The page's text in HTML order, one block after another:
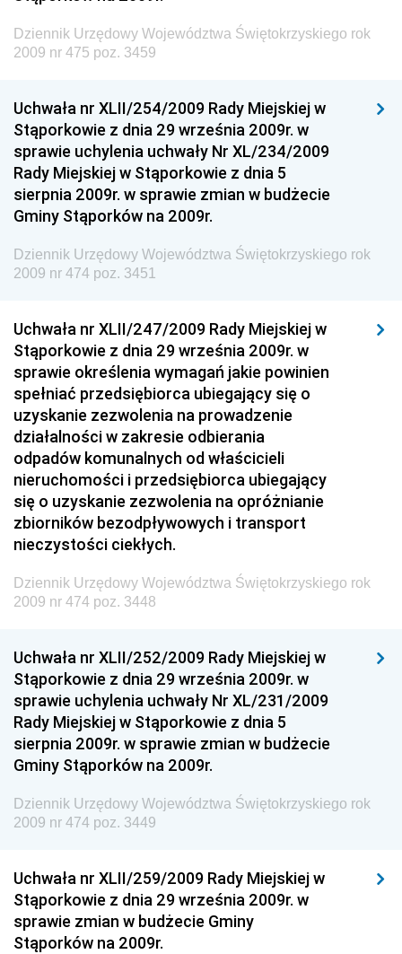
Dziennik Urzędowy Ministra Rodziny, Pracy i Polityki
Społecznej
Dziennik Urzędowy Ministra Rozwoju
Dziennik Urzędowy Ministra Infrastruktury i
Budownictwa
Dziennik Urzędowy Ministra Gospodarki Morskiej i
Żeglugi Śródlądowej
Dziennik Urzędowy Ministra Energii
Dziennik Urzędowy Ministra Finansów
Dziennik Urzędowy Ministra Rozwoju i Finansów
Dziennik Urzędowy Wyższego Urzędu Górniczego
Dziennik Urzędowy Prezesa Urzędu Transportu
Kolejowego
Dziennik Urzędowy Ministra Przedsiębiorczości i
Technologii
Dziennik Urzędowy Ministra Inwestycji i Rozwoju
Dziennik Urzędowy Naczelnego Dyrektora Archiwów
Państwowych
Dziennik Urzędowy Ministra Finansów, Inwestycji i
Rozwoju
Dziennik Urzędowy Ministra Sportu
Dziennik Urzędowy Ministra Funduszy i Polityki
Regionalnej
Dziennik Urzędowy Ministra Aktywów Państwowych
Dziennik Urzędowy Ministra Zdrowia
Dziennik Urzędowy Ministra Środowiska i Głównego
Inspektora Ochrony Środowiska
Dziennik Urzędowy Ministerstwa Kultury, Dziedzictwa
Narodowego i Sportu
Dziennik Urzędowy Ministra Finansów, Funduszy i
Dziennik Urzędowy Województwa Świętokrzyskiego rok
2009 nr 475 poz. 3459
Uchwała nr XLII/254/2009 Rady Miejskiej w
Stąporkowie z dnia 29 września 2009r. w
sprawie uchylenia uchwały Nr XL/234/2009
Rady Miejskiej w Stąporkowie z dnia 5
sierpnia 2009r. w sprawie zmian w budżecie
Gminy Stąporków na 2009r.
Dziennik Urzędowy Województwa Świętokrzyskiego rok
2009 nr 474 poz. 3451
Uchwała nr XLII/247/2009 Rady Miejskiej w
Stąporkowie z dnia 29 września 2009r. w
sprawie określenia wymagań jakie powinien
spełniać przedsiębiorca ubiegający się o
uzyskanie zezwolenia na prowadzenie
działalności w zakresie odbierania
odpadów komunalnych od właścicieli
nieruchomości i przedsiębiorca ubiegający
się o uzyskanie zezwolenia na opróżnianie
zbiorników bezodpływowych i transport
nieczystości ciekłych.
Dziennik Urzędowy Województwa Świętokrzyskiego rok
2009 nr 474 poz. 3448
Uchwała nr XLII/252/2009 Rady Miejskiej w
Stąporkowie z dnia 29 września 2009r. w
sprawie uchylenia uchwały Nr XL/231/2009
Rady Miejskiej w Stąporkowie z dnia 5
sierpnia 2009r. w sprawie zmian w budżecie
Gminy Stąporków na 2009r.
Dziennik Urzędowy Województwa Świętokrzyskiego rok
2009 nr 474 poz. 3449
Uchwała nr XLII/259/2009 Rady Miejskiej w
Stąporkowie z dnia 29 września 2009r. w
sprawie zmian w budżecie Gminy
Stąporków na 2009r.